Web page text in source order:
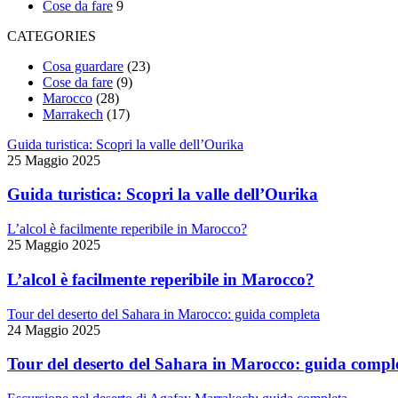
Cose da fare 9
CATEGORIES
Cosa guardare (23)
Cose da fare (9)
Marocco (28)
Marrakech (17)
Guida turistica: Scopri la valle dell’Ourika
25 Maggio 2025
Guida turistica: Scopri la valle dell’Ourika
L’alcol è facilmente reperibile in Marocco?
25 Maggio 2025
L’alcol è facilmente reperibile in Marocco?
Tour del deserto del Sahara in Marocco: guida completa
24 Maggio 2025
Tour del deserto del Sahara in Marocco: guida